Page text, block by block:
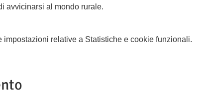
avvicinarsi al mondo rurale.
relative a Statistiche e cookie funzionali.